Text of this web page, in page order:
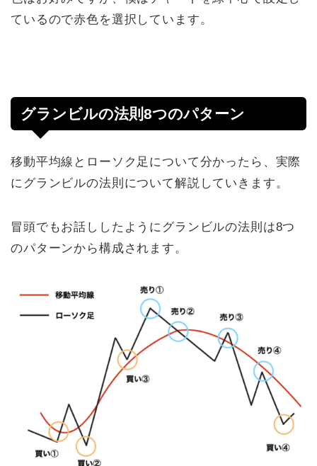
ているので赤色を選択しています。
グランビルの法則8つのパターン
移動平均線とローソク足について分かったら、実際
にグランビルの法則について解説していきます。
冒頭でもお話ししたようにグランビルの法則は8つ
のパターンから構成されます。